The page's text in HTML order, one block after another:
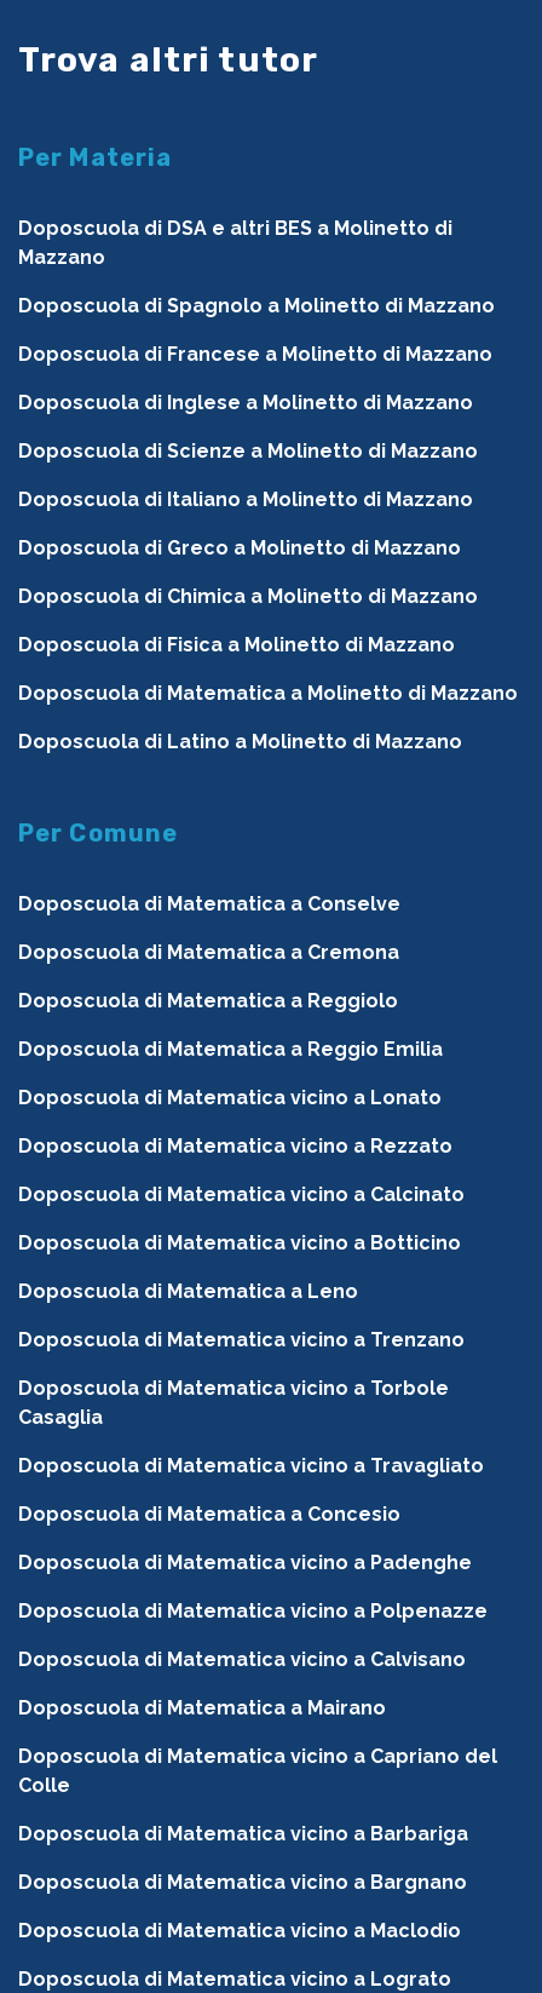
Trova altri tutor
Per Materia
Doposcuola di DSA e altri BES a Molinetto di
Mazzano
Doposcuola di Spagnolo a Molinetto di Mazzano
Doposcuola di Francese a Molinetto di Mazzano
Doposcuola di Inglese a Molinetto di Mazzano
Doposcuola di Scienze a Molinetto di Mazzano
Doposcuola di Italiano a Molinetto di Mazzano
Doposcuola di Greco a Molinetto di Mazzano
Doposcuola di Chimica a Molinetto di Mazzano
Doposcuola di Fisica a Molinetto di Mazzano
Doposcuola di Matematica a Molinetto di Mazzano
Doposcuola di Latino a Molinetto di Mazzano
Per Comune
Doposcuola di Matematica a Conselve
Doposcuola di Matematica a Cremona
Doposcuola di Matematica a Reggiolo
Doposcuola di Matematica a Reggio Emilia
Doposcuola di Matematica vicino a Lonato
Doposcuola di Matematica vicino a Rezzato
Doposcuola di Matematica vicino a Calcinato
Doposcuola di Matematica vicino a Botticino
Doposcuola di Matematica a Leno
Doposcuola di Matematica vicino a Trenzano
Doposcuola di Matematica vicino a Torbole
Casaglia
Doposcuola di Matematica vicino a Travagliato
Doposcuola di Matematica a Concesio
Doposcuola di Matematica vicino a Padenghe
Doposcuola di Matematica vicino a Polpenazze
Doposcuola di Matematica vicino a Calvisano
Doposcuola di Matematica a Mairano
Doposcuola di Matematica vicino a Capriano del
Colle
Doposcuola di Matematica vicino a Barbariga
Doposcuola di Matematica vicino a Bargnano
Doposcuola di Matematica vicino a Maclodio
Doposcuola di Matematica vicino a Lograto